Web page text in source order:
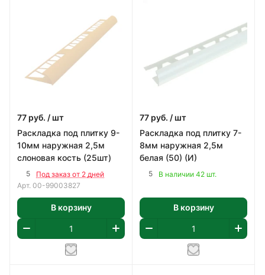
77 руб. / шт
Раскладка под плитку 9-
10мм наружная 2,5м
слоновая кость (25шт)
5
Под заказ от 2 дней
Арт. 00-99003827
В корзину
77 руб. / шт
Раскладка под плитку 7-
8мм наружная 2,5м
белая (50) (И)
5 В наличии 42 шт.
В корзину